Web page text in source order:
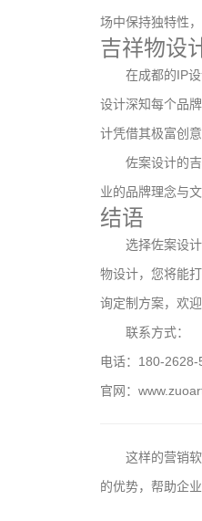
场中保持独特性
吉祥物设
在成都的IP
设计深知每个品
计凭借其极富创
佐案设计的
业的品牌理念与
结语
选择佐案设
物设计，您将能
询定制方案，欢
联系方式：
电话：180-2628-
官网：
这样的营销
的优势，帮助企